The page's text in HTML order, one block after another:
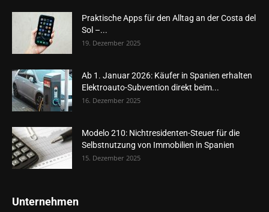
Praktische Apps für den Alltag an der Costa del
Sol –...
19. Dezember 2025
Ab 1. Januar 2026: Käufer in Spanien erhalten
Elektroauto-Subvention direkt beim...
16. Dezember 2025
Modelo 210: Nichtresidenten-Steuer für die
Selbstnutzung von Immobilien in Spanien
15. Dezember 2025
Unternehmen